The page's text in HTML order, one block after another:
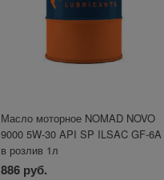
Масло моторное NOMAD NOVO
9000 5W-30 API SP ILSAC GF-6A
в розлив 1л
886 руб.